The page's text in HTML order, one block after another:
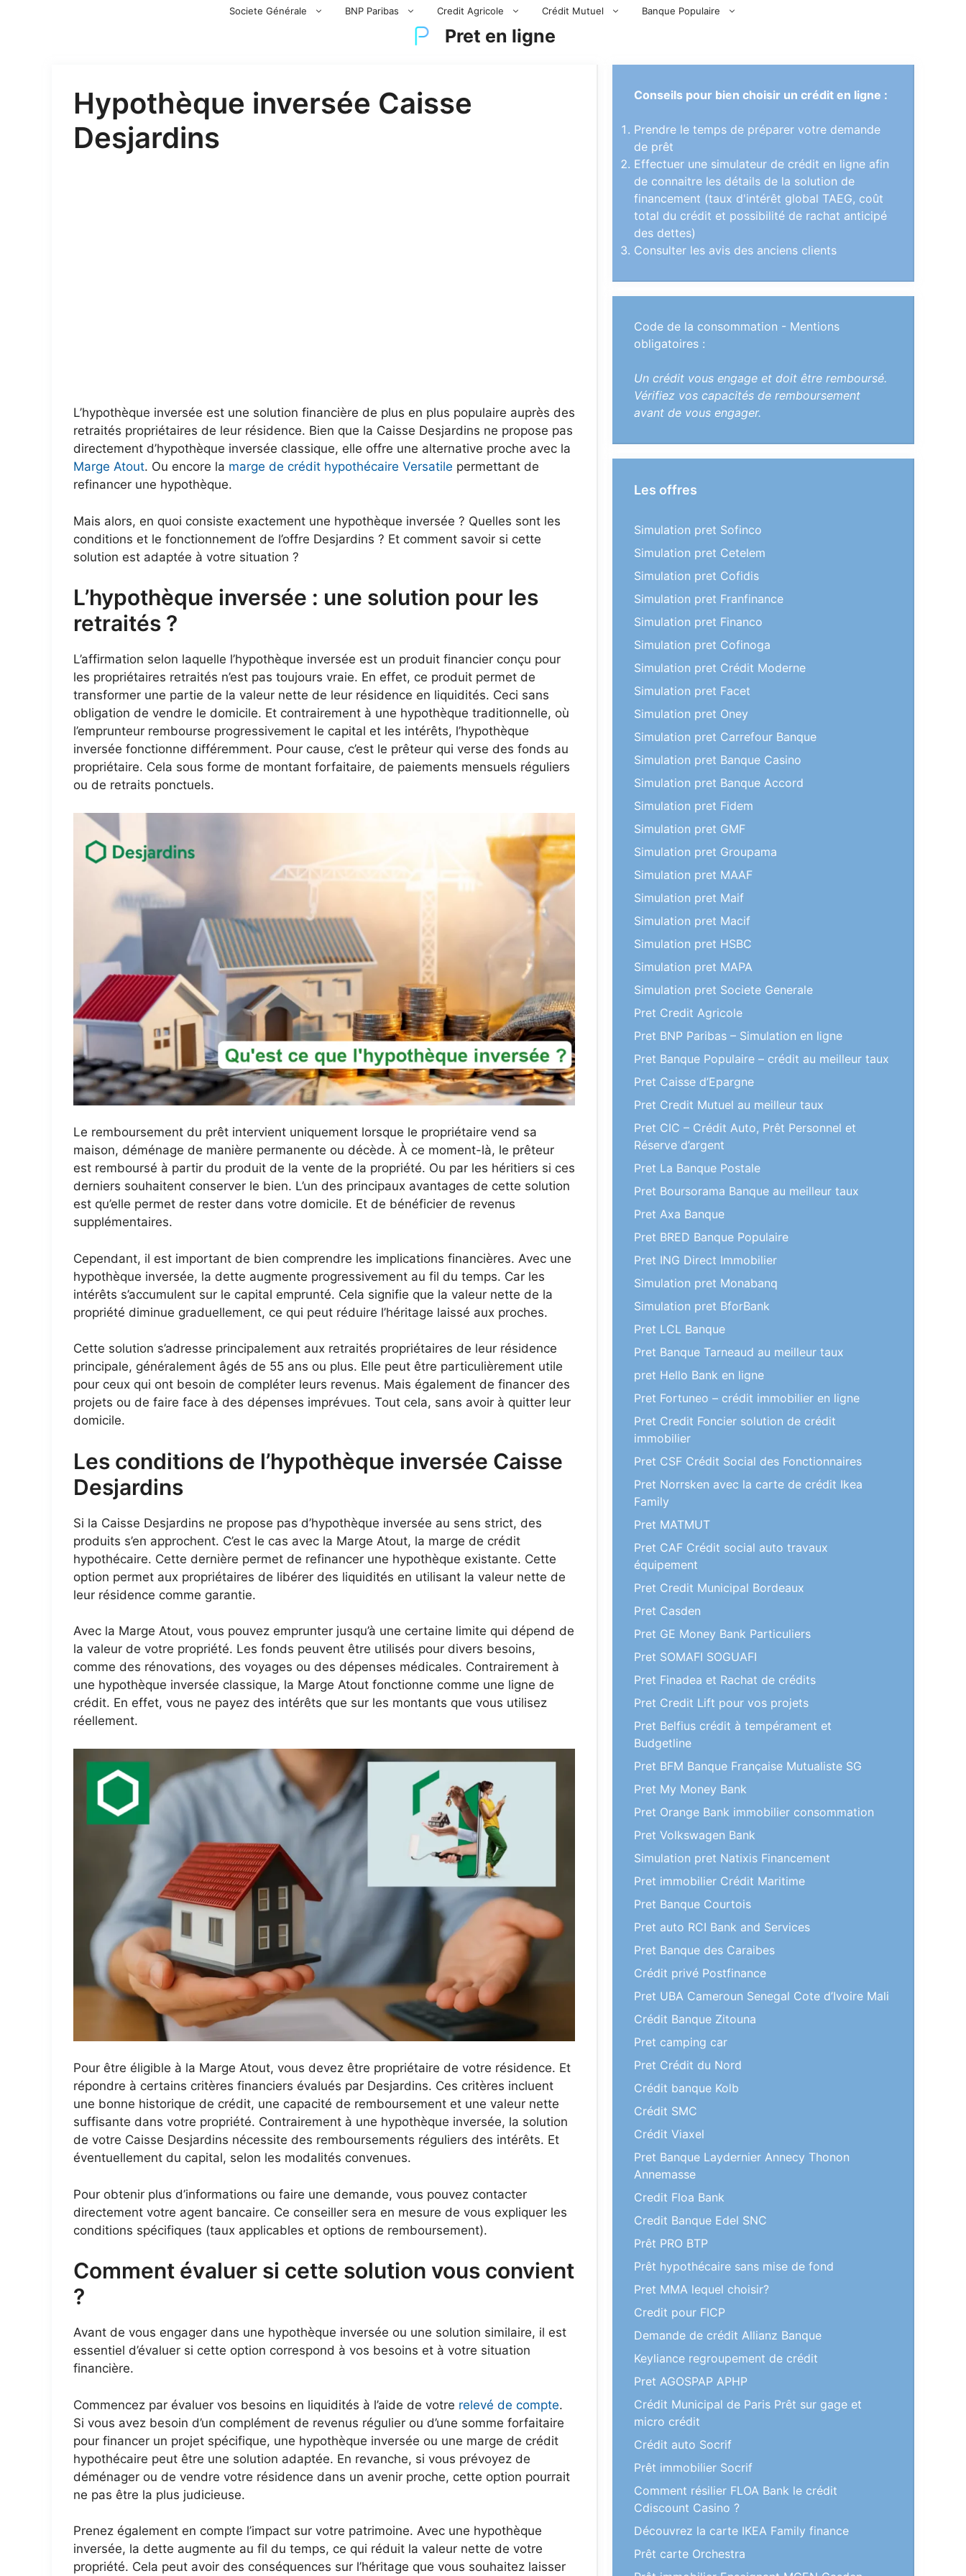
Societe Générale BNP Paribas Credit Agricole Crédit Mutuel Banque Populaire
Pret en ligne
Hypothèque inversée Caisse
Desjardins
L’hypothèque inversée est une solution financière de plus en plus populaire auprès des
retraités propriétaires de leur résidence. Bien que la Caisse Desjardins ne propose pas
directement d’hypothèque inversée classique, elle offre une alternative proche avec la
Marge Atout. Ou encore la marge de crédit hypothécaire Versatile permettant de
refinancer une hypothèque.
Mais alors, en quoi consiste exactement une hypothèque inversée ? Quelles sont les
conditions et le fonctionnement de l’offre Desjardins ? Et comment savoir si cette
solution est adaptée à votre situation ?
L’hypothèque inversée : une solution pour les
retraités ?
L’affirmation selon laquelle l’hypothèque inversée est un produit financier conçu pour
les propriétaires retraités n’est pas toujours vraie. En effet, ce produit permet de
transformer une partie de la valeur nette de leur résidence en liquidités. Ceci sans
obligation de vendre le domicile. Et contrairement à une hypothèque traditionnelle, où
l’emprunteur rembourse progressivement le capital et les intérêts, l’hypothèque
inversée fonctionne différemment. Pour cause, c’est le prêteur qui verse des fonds au
propriétaire. Cela sous forme de montant forfaitaire, de paiements mensuels réguliers
ou de retraits ponctuels.
Le remboursement du prêt intervient uniquement lorsque le propriétaire vend sa
maison, déménage de manière permanente ou décède. À ce moment-là, le prêteur
est remboursé à partir du produit de la vente de la propriété. Ou par les héritiers si ces
derniers souhaitent conserver le bien. L’un des principaux avantages de cette solution
est qu’elle permet de rester dans votre domicile. Et de bénéficier de revenus
supplémentaires.
Cependant, il est important de bien comprendre les implications financières. Avec une
hypothèque inversée, la dette augmente progressivement au fil du temps. Car les
intérêts s’accumulent sur le capital emprunté. Cela signifie que la valeur nette de la
propriété diminue graduellement, ce qui peut réduire l’héritage laissé aux proches.
Cette solution s’adresse principalement aux retraités propriétaires de leur résidence
principale, généralement âgés de 55 ans ou plus. Elle peut être particulièrement utile
pour ceux qui ont besoin de compléter leurs revenus. Mais également de financer des
projets ou de faire face à des dépenses imprévues. Tout cela, sans avoir à quitter leur
domicile.
Les conditions de l’hypothèque inversée Caisse
Desjardins
Si la Caisse Desjardins ne propose pas d’hypothèque inversée au sens strict, des
produits s’en approchent. C’est le cas avec la Marge Atout, la marge de crédit
hypothécaire. Cette dernière permet de refinancer une hypothèque existante. Cette
option permet aux propriétaires de libérer des liquidités en utilisant la valeur nette de
leur résidence comme garantie.
Avec la Marge Atout, vous pouvez emprunter jusqu’à une certaine limite qui dépend de
la valeur de votre propriété. Les fonds peuvent être utilisés pour divers besoins,
comme des rénovations, des voyages ou des dépenses médicales. Contrairement à
une hypothèque inversée classique, la Marge Atout fonctionne comme une ligne de
crédit. En effet, vous ne payez des intérêts que sur les montants que vous utilisez
réellement.
Pour être éligible à la Marge Atout, vous devez être propriétaire de votre résidence. Et
répondre à certains critères financiers évalués par Desjardins. Ces critères incluent
une bonne historique de crédit, une capacité de remboursement et une valeur nette
suffisante dans votre propriété. Contrairement à une hypothèque inversée, la solution
de votre Caisse Desjardins nécessite des remboursements réguliers des intérêts. Et
éventuellement du capital, selon les modalités convenues.
Pour obtenir plus d’informations ou faire une demande, vous pouvez contacter
directement votre agent bancaire. Ce conseiller sera en mesure de vous expliquer les
conditions spécifiques (taux applicables et options de remboursement).
Comment évaluer si cette solution vous convient
?
Avant de vous engager dans une hypothèque inversée ou une solution similaire, il est
essentiel d’évaluer si cette option correspond à vos besoins et à votre situation
financière.
Commencez par évaluer vos besoins en liquidités à l’aide de votre relevé de compte.
Si vous avez besoin d’un complément de revenus régulier ou d’une somme forfaitaire
pour financer un projet spécifique, une hypothèque inversée ou une marge de crédit
hypothécaire peut être une solution adaptée. En revanche, si vous prévoyez de
déménager ou de vendre votre résidence dans un avenir proche, cette option pourrait
ne pas être la plus judicieuse.
Prenez également en compte l’impact sur votre patrimoine. Avec une hypothèque
inversée, la dette augmente au fil du temps, ce qui réduit la valeur nette de votre
propriété. Cela peut avoir des conséquences sur l’héritage que vous souhaitez laisser
Conseils pour bien choisir un crédit en ligne :
Prendre le temps de préparer votre demande
de prêt
Effectuer une simulateur de crédit en ligne afin
de connaitre les détails de la solution de
financement (taux d'intérêt global TAEG, coût
total du crédit et possibilité de rachat anticipé
des dettes)
Consulter les avis des anciens clients
Code de la consommation - Mentions
obligatoires :
Un crédit vous engage et doit être remboursé.
Vérifiez vos capacités de remboursement
avant de vous engager.
Les offres
Simulation pret Sofinco
Simulation pret Cetelem
Simulation pret Cofidis
Simulation pret Franfinance
Simulation pret Financo
Simulation pret Cofinoga
Simulation pret Crédit Moderne
Simulation pret Facet
Simulation pret Oney
Simulation pret Carrefour Banque
Simulation pret Banque Casino
Simulation pret Banque Accord
Simulation pret Fidem
Simulation pret GMF
Simulation pret Groupama
Simulation pret MAAF
Simulation pret Maif
Simulation pret Macif
Simulation pret HSBC
Simulation pret MAPA
Simulation pret Societe Generale
Pret Credit Agricole
Pret BNP Paribas – Simulation en ligne
Pret Banque Populaire – crédit au meilleur taux
Pret Caisse d’Epargne
Pret Credit Mutuel au meilleur taux
Pret CIC – Crédit Auto, Prêt Personnel et
Réserve d’argent
Pret La Banque Postale
Pret Boursorama Banque au meilleur taux
Pret Axa Banque
Pret BRED Banque Populaire
Pret ING Direct Immobilier
Simulation pret Monabanq
Simulation pret BforBank
Pret LCL Banque
Pret Banque Tarneaud au meilleur taux
pret Hello Bank en ligne
Pret Fortuneo – crédit immobilier en ligne
Pret Credit Foncier solution de crédit
immobilier
Pret CSF Crédit Social des Fonctionnaires
Pret Norrsken avec la carte de crédit Ikea
Family
Pret MATMUT
Pret CAF Crédit social auto travaux
équipement
Pret Credit Municipal Bordeaux
Pret Casden
Pret GE Money Bank Particuliers
Pret SOMAFI SOGUAFI
Pret Finadea et Rachat de crédits
Pret Credit Lift pour vos projets
Pret Belfius crédit à tempérament et
Budgetline
Pret BFM Banque Française Mutualiste SG
Pret My Money Bank
Pret Orange Bank immobilier consommation
Pret Volkswagen Bank
Simulation pret Natixis Financement
Pret immobilier Crédit Maritime
Pret Banque Courtois
Pret auto RCI Bank and Services
Pret Banque des Caraibes
Crédit privé Postfinance
Pret UBA Cameroun Senegal Cote d’Ivoire Mali
Crédit Banque Zitouna
Pret camping car
Pret Crédit du Nord
Crédit banque Kolb
Crédit SMC
Crédit Viaxel
Pret Banque Laydernier Annecy Thonon
Annemasse
Credit Floa Bank
Credit Banque Edel SNC
Prêt PRO BTP
Prêt hypothécaire sans mise de fond
Pret MMA lequel choisir?
Credit pour FICP
Demande de crédit Allianz Banque
Keyliance regroupement de crédit
Pret AGOSPAP APHP
Crédit Municipal de Paris Prêt sur gage et
micro crédit
Crédit auto Socrif
Prêt immobilier Socrif
Comment résilier FLOA Bank le crédit
Cdiscount Casino ?
Découvrez la carte IKEA Family finance
Prêt carte Orchestra